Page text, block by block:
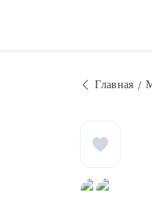
Главная